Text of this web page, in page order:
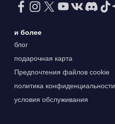
и более
блог
подарочная карта
Предпочтения файлов cookie
политика конфиденциальности
условия обслуживания